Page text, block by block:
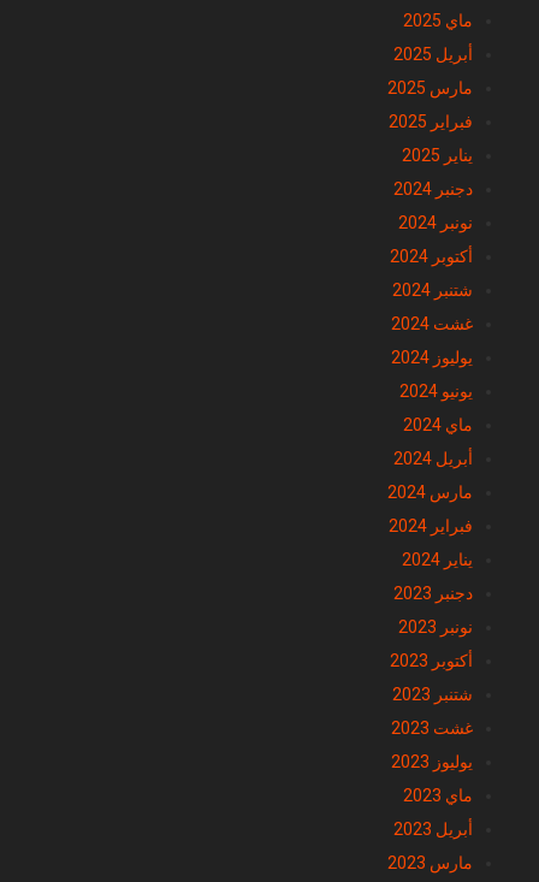
ماي 2025
أبريل 2025
مارس 2025
فبراير 2025
يناير 2025
دجنبر 2024
نونبر 2024
أكتوبر 2024
شتنبر 2024
غشت 2024
يوليوز 2024
يونيو 2024
ماي 2024
أبريل 2024
مارس 2024
فبراير 2024
يناير 2024
دجنبر 2023
نونبر 2023
أكتوبر 2023
شتنبر 2023
غشت 2023
يوليوز 2023
ماي 2023
أبريل 2023
مارس 2023